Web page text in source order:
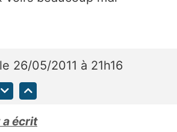
le 26/05/2011 à 21h16
écrit